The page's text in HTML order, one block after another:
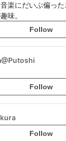
楽にだいぶ偏っ
味。
Follow
@Putoshi
Follow
Follow